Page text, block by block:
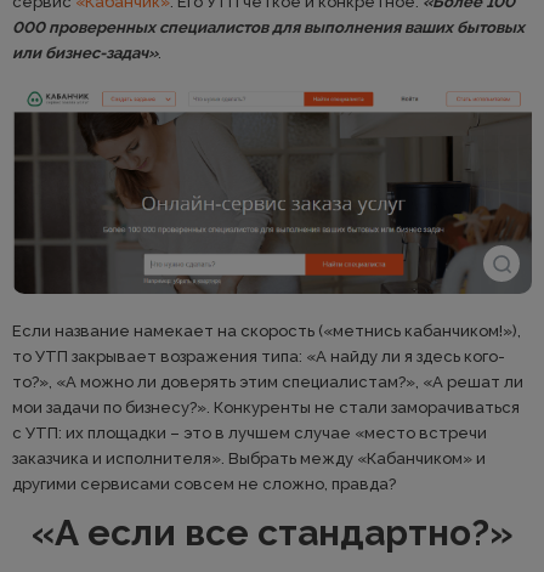
000 проверенных специалистов для выполнения ваших бытовых
или бизнес-задач».
Если название намекает на скорость («метнись кабанчиком!»),
то УТП закрывает возражения типа: «А найду ли я здесь кого-
то?», «А можно ли доверять этим специалистам?», «А решат ли
мои задачи по бизнесу?». Конкуренты не стали заморачиваться
с УТП: их площадки – это в лучшем случае «место встречи
заказчика и исполнителя». Выбрать между «Кабанчиком» и
другими сервисами совсем не сложно, правда?
«А если все стандартно?»